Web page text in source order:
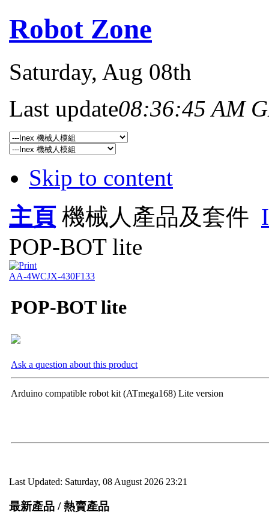
Robot Zone
Saturday, Aug 08th
Last update08:36:45 AM
Skip to content
主頁 機械人產品及套件
POP-BOT lite
AA-4WCJX-430F133
POP-BOT lite
Ask a question about this product
Arduino compatible robot kit (ATmega168) Lite version
Last Updated: Saturday, 08 August 2026 23:21
最新產品 / 熱賣產品